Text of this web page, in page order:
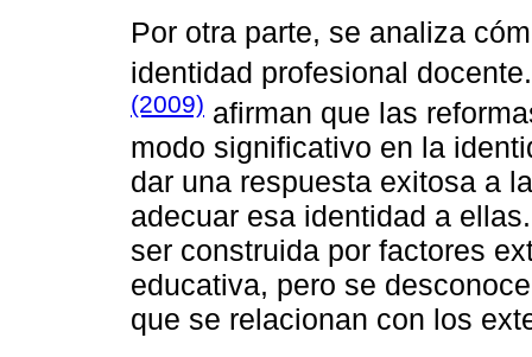
Por otra parte, se analiza
identidad profesional
(2009) afirman que las
modo significativo en la
dar una respuesta exitosa a
adecuar esa identidad a
ser construida por factores
educativa, pero se
que se relacionan con los